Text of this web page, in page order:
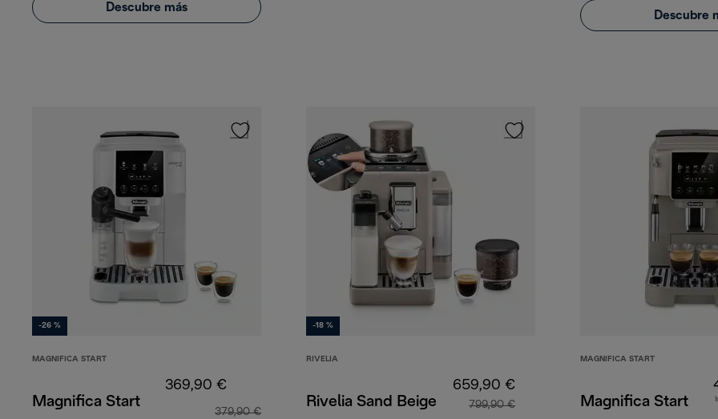
Descubre más
Descubre
-26 %
MAGNIFICA START
Magnifica Start
369,90 €
379,90 €
-18 %
RIVELIA
Rivelia Sand Beige
659,90 €
799,90 €
MAGNIFICA START
Magnifica Start